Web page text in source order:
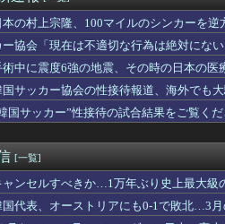
を切り開けば、あと2週間は使える」極
な爆発的噴火に世界が畏怖！鹿児島市
ソウルは明るくなった」→「投票用紙
訓練か？（海外の反応）
フトポール直撃の2試合連続第26号ホー
」大谷翔平のブルペン投球再開に海外
100マイル粉砕の26号弾で逆転の口火に
国人選手絶対やってはいけないプレーで
イルの速球を打ち砕く2試合連発26号ソロ
ウンサー、生放送中に小銃を手に『命
ン、38年ぶりに栓を抜いた」
に世界が騒然！←「なんという皮肉」
本の村上宗隆、100マイルのシンカーを
がいなのか」「アジア打者GOAT」【
協会「現在は不適切な行為は絶対にな
逃れが本当にひどい・・・」
中に震度6強の地震、その時の日本の
見習わないと」「あんな状況なら日本
サッカー協会の性接待報道、海外でも
年まで疑う価値がある」「国民や国が
国サッカー”性接待の試合結果をご覧く
[一覧]
ャンセルすべきか…1万年ぶり史上最大級
代表、オーストリアにも0-1で敗北…3